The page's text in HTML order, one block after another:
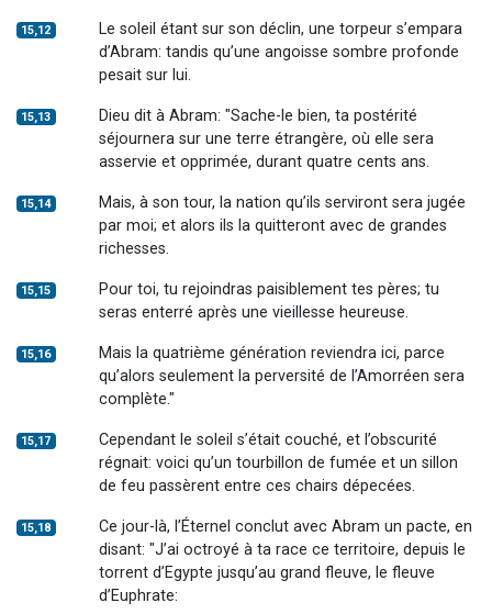
15,12
Le soleil étant sur son déclin, une torpeur s’empara
d’Abram: tandis qu’une angoisse sombre profonde
pesait sur lui.
15,13
Dieu dit à Abram: "Sache-le bien, ta postérité
séjournera sur une terre étrangère, où elle sera
asservie et opprimée, durant quatre cents ans.
15,14
Mais, à son tour, la nation qu’ils serviront sera jugée
par moi; et alors ils la quitteront avec de grandes
richesses.
15,15
Pour toi, tu rejoindras paisiblement tes pères; tu
seras enterré après une vieillesse heureuse.
15,16
Mais la quatrième génération reviendra ici, parce
qu’alors seulement la perversité de l’Amorréen sera
complète."
15,17
Cependant le soleil s’était couché, et l’obscurité
régnait: voici qu’un tourbillon de fumée et un sillon
de feu passèrent entre ces chairs dépecées.
15,18
Ce jour-là, l’Éternel conclut avec Abram un pacte, en
disant: "J’ai octroyé à ta race ce territoire, depuis le
torrent d’Egypte jusqu’au grand fleuve, le fleuve
d’Euphrate: